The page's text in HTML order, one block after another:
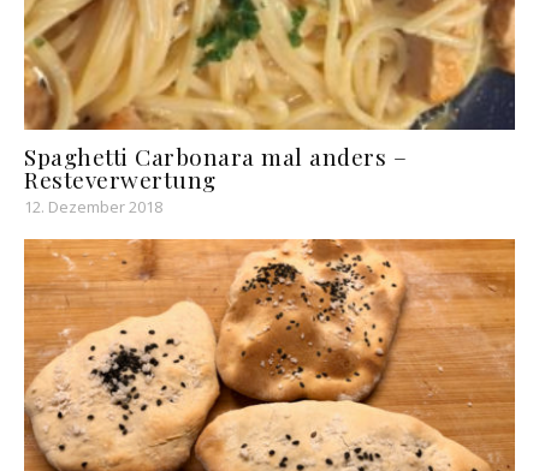
Spaghetti Carbonara mal anders –
Resteverwertung
12. Dezember 2018